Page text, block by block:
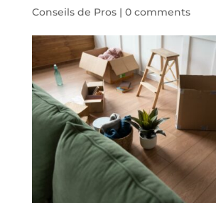
Conseils de Pros| 0 comments